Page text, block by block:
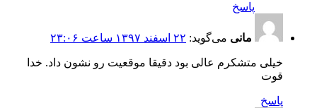
پاسخ
مانی می‌گوید: ۲۲ اسفند ۱۳۹۷ ساعت ۲۳:۰۶
خیلی متشکرم عالی بود دقیقا موقعیت رو نشون داد. خدا
قوت
پاسخ